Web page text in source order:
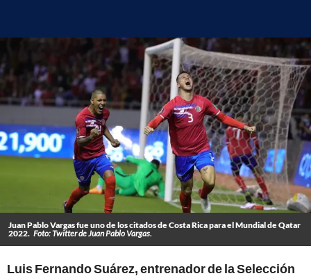
Juan Pablo Vargas fue uno de los citados de Costa Rica para el Mundial de Qatar
2022. Foto: Twitter de Juan Pablo Vargas.
Luis Fernando Suárez, entrenador de la Selección